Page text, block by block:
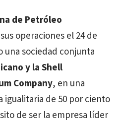
de Petróleo
operaciones el 24 de
una sociedad conjunta
y la Shell
Company, en una
igualitaria de 50 por ciento
de ser la empresa líder